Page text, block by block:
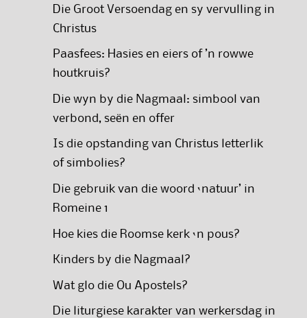
Die Groot Versoendag en sy vervulling in
Christus
Paasfees: Hasies en eiers of ’n rowwe
houtkruis?
Die wyn by die Nagmaal: simbool van
verbond, seën en offer
Is die opstanding van Christus letterlik
of simbolies?
Die gebruik van die woord ‘natuur’ in
Romeine 1
Hoe kies die Roomse kerk ‘n pous?
Kinders by die Nagmaal?
Wat glo die Ou Apostels?
Die liturgiese karakter van werkersdag in